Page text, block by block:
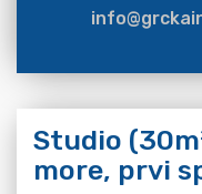
Studio
more, prvi